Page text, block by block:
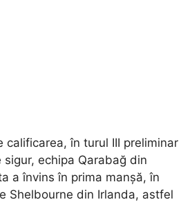
calificarea, în turul III preliminar
echipa Qarabağ din
a învins în prima manșă, în
Shelbourne din Irlanda, astfel